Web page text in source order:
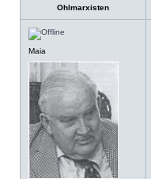
Ohlmarxisten
Maia